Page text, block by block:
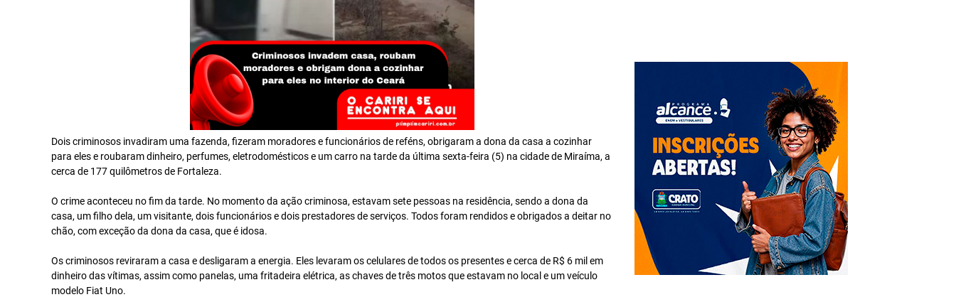
Dois criminosos invadiram uma fazenda, fizeram moradores e funcionários de reféns, obrigaram a dona da casa a cozinhar
para eles e roubaram dinheiro, perfumes, eletrodomésticos e um carro na tarde da última sexta-feira (5) na cidade de Miraíma, a
cerca de 177 quilômetros de Fortaleza.
O crime aconteceu no fim da tarde. No momento da ação criminosa, estavam sete pessoas na residência, sendo a dona da
casa, um filho dela, um visitante, dois funcionários e dois prestadores de serviços. Todos foram rendidos e obrigados a deitar no
chão, com exceção da dona da casa, que é idosa.
Os criminosos reviraram a casa e desligaram a energia. Eles levaram os celulares de todos os presentes e cerca de R$ 6 mil em
dinheiro das vítimas, assim como panelas, uma fritadeira elétrica, as chaves de três motos que estavam no local e um veículo
modelo Fiat Uno.